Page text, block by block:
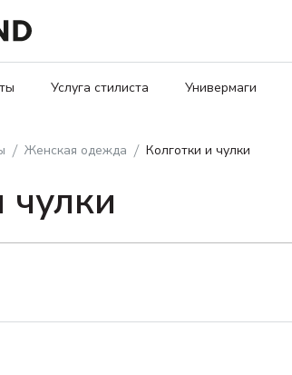
Услуга стилиста Универмаги
Женская одежда Колготки и чулки
чулки